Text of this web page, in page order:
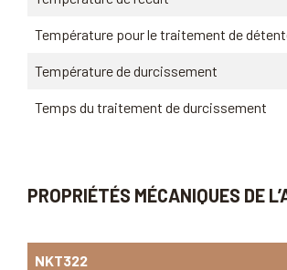
Température pour le traitement de
Température de durcissement
Temps du traitement de durcissement
PROPRIÉTÉS MÉCANIQUES DE
NKT322